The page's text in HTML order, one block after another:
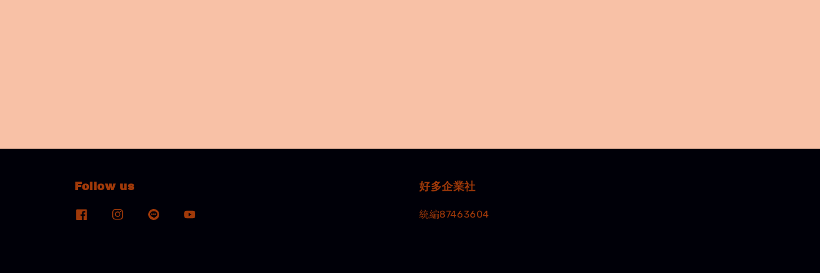
Follow us 好多企業社
統編87463604